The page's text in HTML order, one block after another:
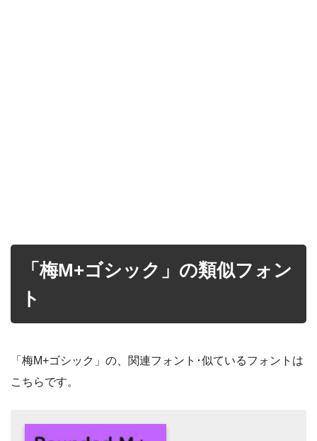
「梅M+ゴシック」の類似フォン
ト
「梅M+ゴシック」の、関連フォント･似ているフォントは
こちらです。